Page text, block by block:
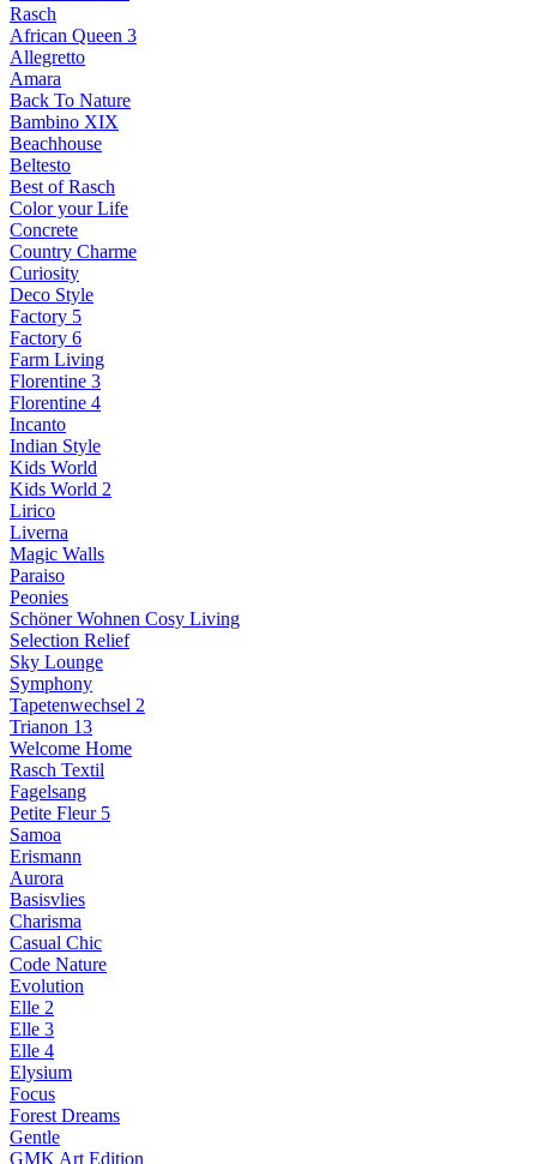
Rasch
African Queen 3
Allegretto
Amara
Back To Nature
Bambino XIX
Beachhouse
Beltesto
Best of Rasch
Color your Life
Concrete
Country Charme
Curiosity
Deco Style
Factory 5
Factory 6
Farm Living
Florentine 3
Florentine 4
Incanto
Indian Style
Kids World
Kids World 2
Lirico
Liverna
Magic Walls
Paraiso
Peonies
Schöner Wohnen Cosy Living
Selection Relief
Sky Lounge
Symphony
Tapetenwechsel 2
Trianon 13
Welcome Home
Rasch Textil
Fagelsang
Petite Fleur 5
Samoa
Erismann
Aurora
Basisvlies
Charisma
Casual Chic
Code Nature
Evolution
Elle 2
Elle 3
Elle 4
Elysium
Focus
Forest Dreams
Gentle
GMK Art Edition